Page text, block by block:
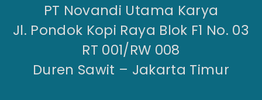
PT Novandi Utama Karya
Jl. Pondok Kopi Raya Blok F1 No. 03
RT 001/RW 008
Duren Sawit – Jakarta Timur